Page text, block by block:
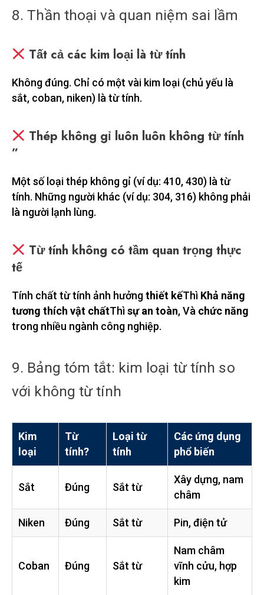
8. Thần thoại và quan niệm sai lầm
Tất cả các kim loại là từ tính
Không đúng. Chỉ có một vài kim loại (chủ yếu là
sắt, coban, niken) là từ tính.
Thép không gỉ luôn luôn không từ tính
”
Một số loại thép không gỉ (ví dụ: 410, 430) là từ
tính. Những người khác (ví dụ: 304, 316) không phải
là người lạnh lùng.
Từ tính không có tầm quan trọng thực
tế
Tính chất từ ​​tính ảnh hưởngthiết kếThì Khả năng
tương thích vật chấtThìsự an toàn, Và chức năng
trong nhiều ngành công nghiệp.
9. Bảng tóm tắt: kim loại từ tính so
với không từ tính
Kim
loại
Từ
tính?
Loại từ
tính
Các ứng dụng
phổ biến
Sắt Đúng Sắt từ
Xây dựng, nam
châm
Niken Đúng Sắt từ Pin, điện tử
Coban Đúng Sắt từ
Nam châm
vĩnh cửu, hợp
kim